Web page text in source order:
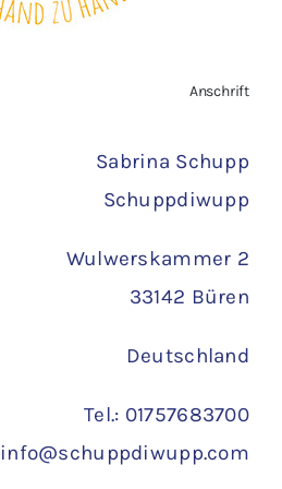
Anschrift
Sabrina Schupp
Schuppdiwupp
Wulwerskammer 2
33142 Büren
Deutschland
Tel.: 01757683700
info@schuppdiwupp.com